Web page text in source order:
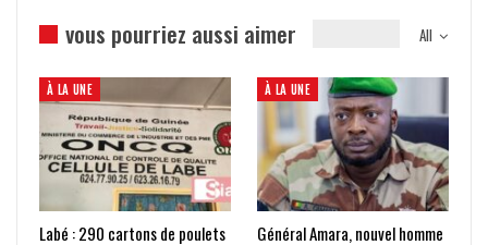
All
vous pourriez aussi aimer
À LA UNE
Labé : 290 cartons de poulets
À LA UNE
Général Amara, nouvel homme